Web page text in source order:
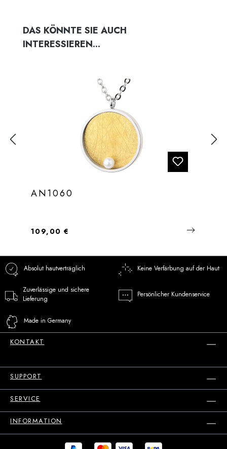
Produktgalerie überspringen
DAS KÖNNTE SIE AUCH
INTERESSIEREN...
AN1060
Regulärer Preis:
109,00 €
Absolut hautverträglich Keine Verfärbung auf der Haut
Zuverlässige und sichere
Lieferung
Persönlicher Kundenservice
Made in Germany
KONTAKT
SUPPORT
SERVICE
INFORMATION